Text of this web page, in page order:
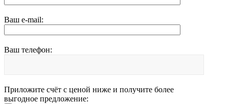
Ваш e-mail:
Ваш телефон:
Приложите счёт с ценой ниже и получите более
выгодное предложение: